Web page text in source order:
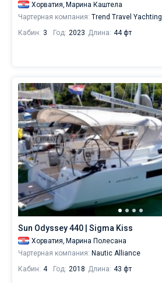
Хорватия, Марина Каштела
Чартерная компания: Trend Travel Yachting
Кабин: 3 Год: 2023 Длина: 44 фт
Sun Odyssey 440 | Sigma Kiss
Хорватия, Марина Полесана
Чартерная компания: Nautic Alliance
Кабин: 4 Год: 2018 Длина: 43 фт